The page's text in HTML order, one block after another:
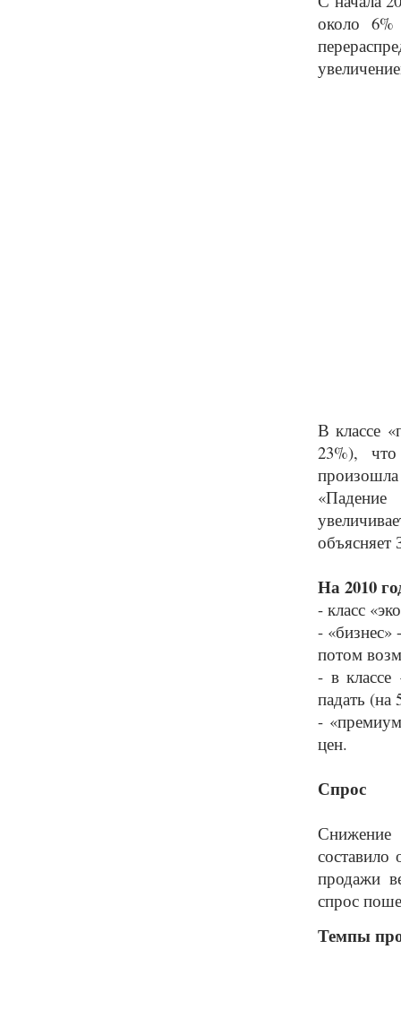
около
В классе
23%),
произошла
объясняет
На 2010
- класс
- «бизнес»
потом
- в классе
падать (на
-
цен.
Спрос
Снижение
продажи
спрос
Темпы